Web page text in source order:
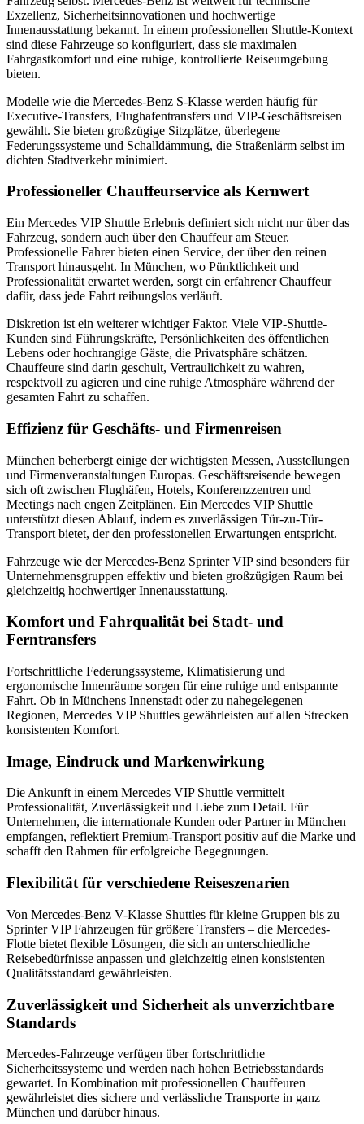
Exzellenz, Sicherheitsinnovationen und hochwertige
Innenausstattung bekannt. In einem professionellen Shuttle-Kontext
sind diese Fahrzeuge so konfiguriert, dass sie maximalen
Fahrgastkomfort und eine ruhige, kontrollierte Reiseumgebung
bieten.
Modelle wie die Mercedes-Benz S-Klasse werden häufig für
Executive-Transfers, Flughafentransfers und VIP-Geschäftsreisen
gewählt. Sie bieten großzügige Sitzplätze, überlegene
Federungssysteme und Schalldämmung, die Straßenlärm selbst im
dichten Stadtverkehr minimiert.
Professioneller Chauffeurservice als Kernwert
Ein Mercedes VIP Shuttle Erlebnis definiert sich nicht nur über das
Fahrzeug, sondern auch über den Chauffeur am Steuer.
Professionelle Fahrer bieten einen Service, der über den reinen
Transport hinausgeht. In München, wo Pünktlichkeit und
Professionalität erwartet werden, sorgt ein erfahrener Chauffeur
dafür, dass jede Fahrt reibungslos verläuft.
Diskretion ist ein weiterer wichtiger Faktor. Viele VIP-Shuttle-
Kunden sind Führungskräfte, Persönlichkeiten des öffentlichen
Lebens oder hochrangige Gäste, die Privatsphäre schätzen.
Chauffeure sind darin geschult, Vertraulichkeit zu wahren,
respektvoll zu agieren und eine ruhige Atmosphäre während der
gesamten Fahrt zu schaffen.
Effizienz für Geschäfts- und Firmenreisen
München beherbergt einige der wichtigsten Messen, Ausstellungen
und Firmenveranstaltungen Europas. Geschäftsreisende bewegen
sich oft zwischen Flughäfen, Hotels, Konferenzzentren und
Meetings nach engen Zeitplänen. Ein Mercedes VIP Shuttle
unterstützt diesen Ablauf, indem es zuverlässigen Tür-zu-Tür-
Transport bietet, der den professionellen Erwartungen entspricht.
Fahrzeuge wie der Mercedes-Benz Sprinter VIP sind besonders für
Unternehmensgruppen effektiv und bieten großzügigen Raum bei
gleichzeitig hochwertiger Innenausstattung.
Komfort und Fahrqualität bei Stadt- und
Ferntransfers
Fortschrittliche Federungssysteme, Klimatisierung und
ergonomische Innenräume sorgen für eine ruhige und entspannte
Fahrt. Ob in Münchens Innenstadt oder zu nahegelegenen
Regionen, Mercedes VIP Shuttles gewährleisten auf allen Strecken
konsistenten Komfort.
Image, Eindruck und Markenwirkung
Die Ankunft in einem Mercedes VIP Shuttle vermittelt
Professionalität, Zuverlässigkeit und Liebe zum Detail. Für
Unternehmen, die internationale Kunden oder Partner in München
empfangen, reflektiert Premium-Transport positiv auf die Marke und
schafft den Rahmen für erfolgreiche Begegnungen.
Flexibilität für verschiedene Reiseszenarien
Von Mercedes-Benz V-Klasse Shuttles für kleine Gruppen bis zu
Sprinter VIP Fahrzeugen für größere Transfers – die Mercedes-
Flotte bietet flexible Lösungen, die sich an unterschiedliche
Reisebedürfnisse anpassen und gleichzeitig einen konsistenten
Qualitätsstandard gewährleisten.
Zuverlässigkeit und Sicherheit als unverzichtbare
Standards
Mercedes-Fahrzeuge verfügen über fortschrittliche
Sicherheitssysteme und werden nach hohen Betriebsstandards
gewartet. In Kombination mit professionellen Chauffeuren
gewährleistet dies sichere und verlässliche Transporte in ganz
München und darüber hinaus.